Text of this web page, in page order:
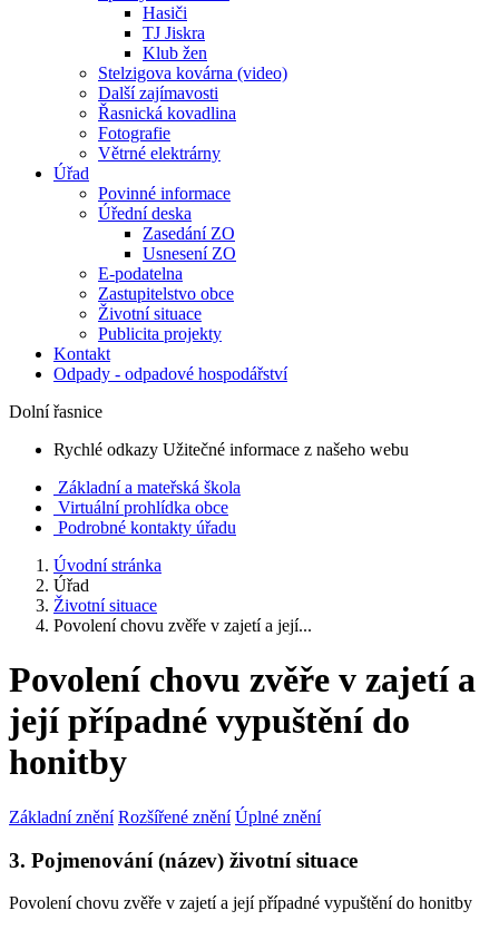
Hasiči
TJ Jiskra
Klub žen
Stelzigova kovárna (video)
Další zajímavosti
Řasnická kovadlina
Fotografie
Větrné elektrárny
Úřad
Povinné informace
Úřední deska
Zasedání ZO
Usnesení ZO
E-podatelna
Zastupitelstvo obce
Životní situace
Publicita projekty
Kontakt
Odpady - odpadové hospodářství
Dolní řasnice
Rychlé odkazy Užitečné informace z našeho webu
Základní a mateřská škola
Virtuální prohlídka obce
Podrobné kontakty úřadu
Úvodní stránka
Úřad
Životní situace
Povolení chovu zvěře v zajetí a její...
Povolení chovu zvěře v zajetí a
její případné vypuštění do
honitby
Základní znění Rozšířené znění Úplné znění
3. Pojmenování (název) životní situace
Povolení chovu zvěře v zajetí a její případné vypuštění do honitby